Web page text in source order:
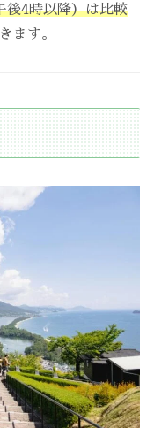
後4時以降）は比較
ます。